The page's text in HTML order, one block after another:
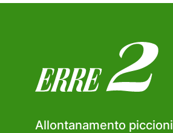
Allontanamento piccioni